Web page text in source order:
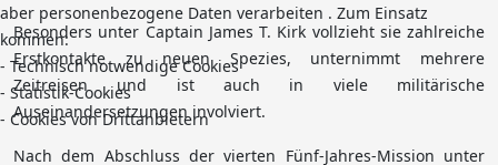
Besonders unter Captain James T. Kirk vollzieht sie zahlreiche
Erstkontakte zu neuen Spezies, unternimmt mehrere
Zeitreisen und ist auch in viele militärische
Auseinandersetzungen involviert.
Nach dem Abschluss der vierten Fünf-Jahres-Mission unter
aber personenbezogene Daten verarbeiten . Zum Einsatz
kommen:
- Technisch notwendige Cookies
- Statistik-Cookies
- Cookies von Drittanbietern